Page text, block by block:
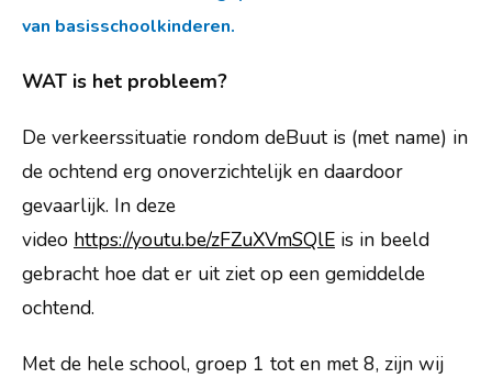
Ouderbetrokkenheid
Veelgestelde vragen
Kennismaken
Vacatures
Nieuws
van basisschoolkinderen.
WAT is het probleem?
De verkeerssituatie rondom deBuut is (met name) in
de ochtend erg onoverzichtelijk en daardoor
gevaarlijk. In deze
video https://youtu.be/zFZuXVmSQlE is in beeld
gebracht hoe dat er uit ziet op een gemiddelde
ochtend.
Met de hele school, groep 1 tot en met 8, zijn wij